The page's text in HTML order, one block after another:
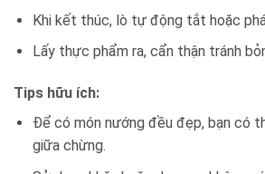
Khi kết thúc, lò tự động tắt hoặc
Lấy thực phẩm ra, cẩn thận tránh
Tips hữu ích:
Để có món nướng đều đẹp, bạn có
giữa chừng.